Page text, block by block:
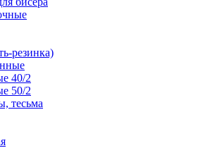
резинка)
40/2
50/2
тесьма